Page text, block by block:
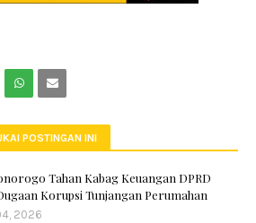
POSTINGAN INI
Tahan Kabag Keuangan DPRD
Korupsi Tunjangan Perumahan
2026